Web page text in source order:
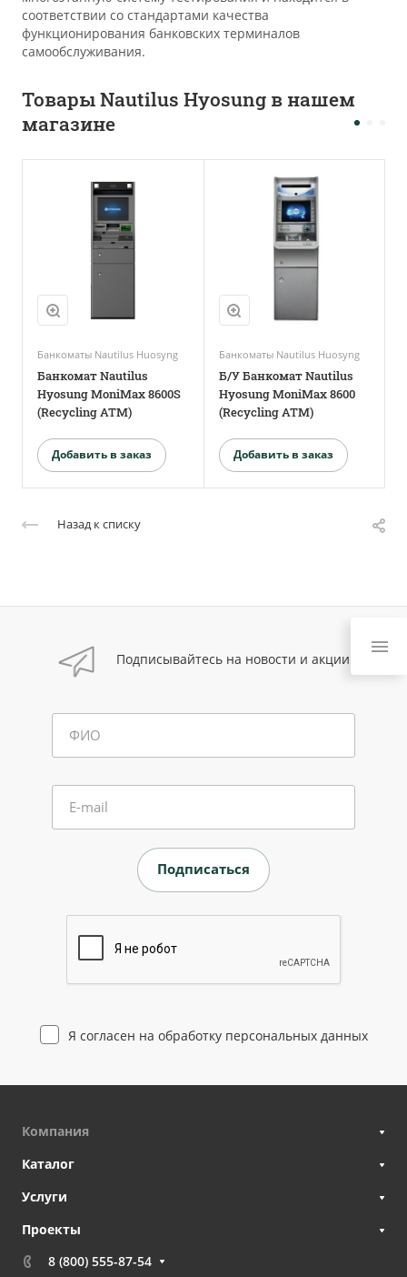
соответствии со стандартами качества
функционирования банковских терминалов
самообслуживания.
Товары Nautilus Hyosung в нашем
магазине
Банкоматы Nautilus Huosyng
Банкомат Nautilus
Hyosung MoniMax 8600S
(Recycling ATM)
Добавить в заказ
Банкоматы Nautilus Huosyng
Б/У Банкомат Nautilus
Hyosung MoniMax 8600
(Recycling ATM)
Добавить в заказ
Назад к списку
Подписывайтесь на новости и акции
ФИО
E-mail
Я согласен на обработку персональных данных
Компания
Каталог
Услуги
Проекты
8 (800) 555-87-54